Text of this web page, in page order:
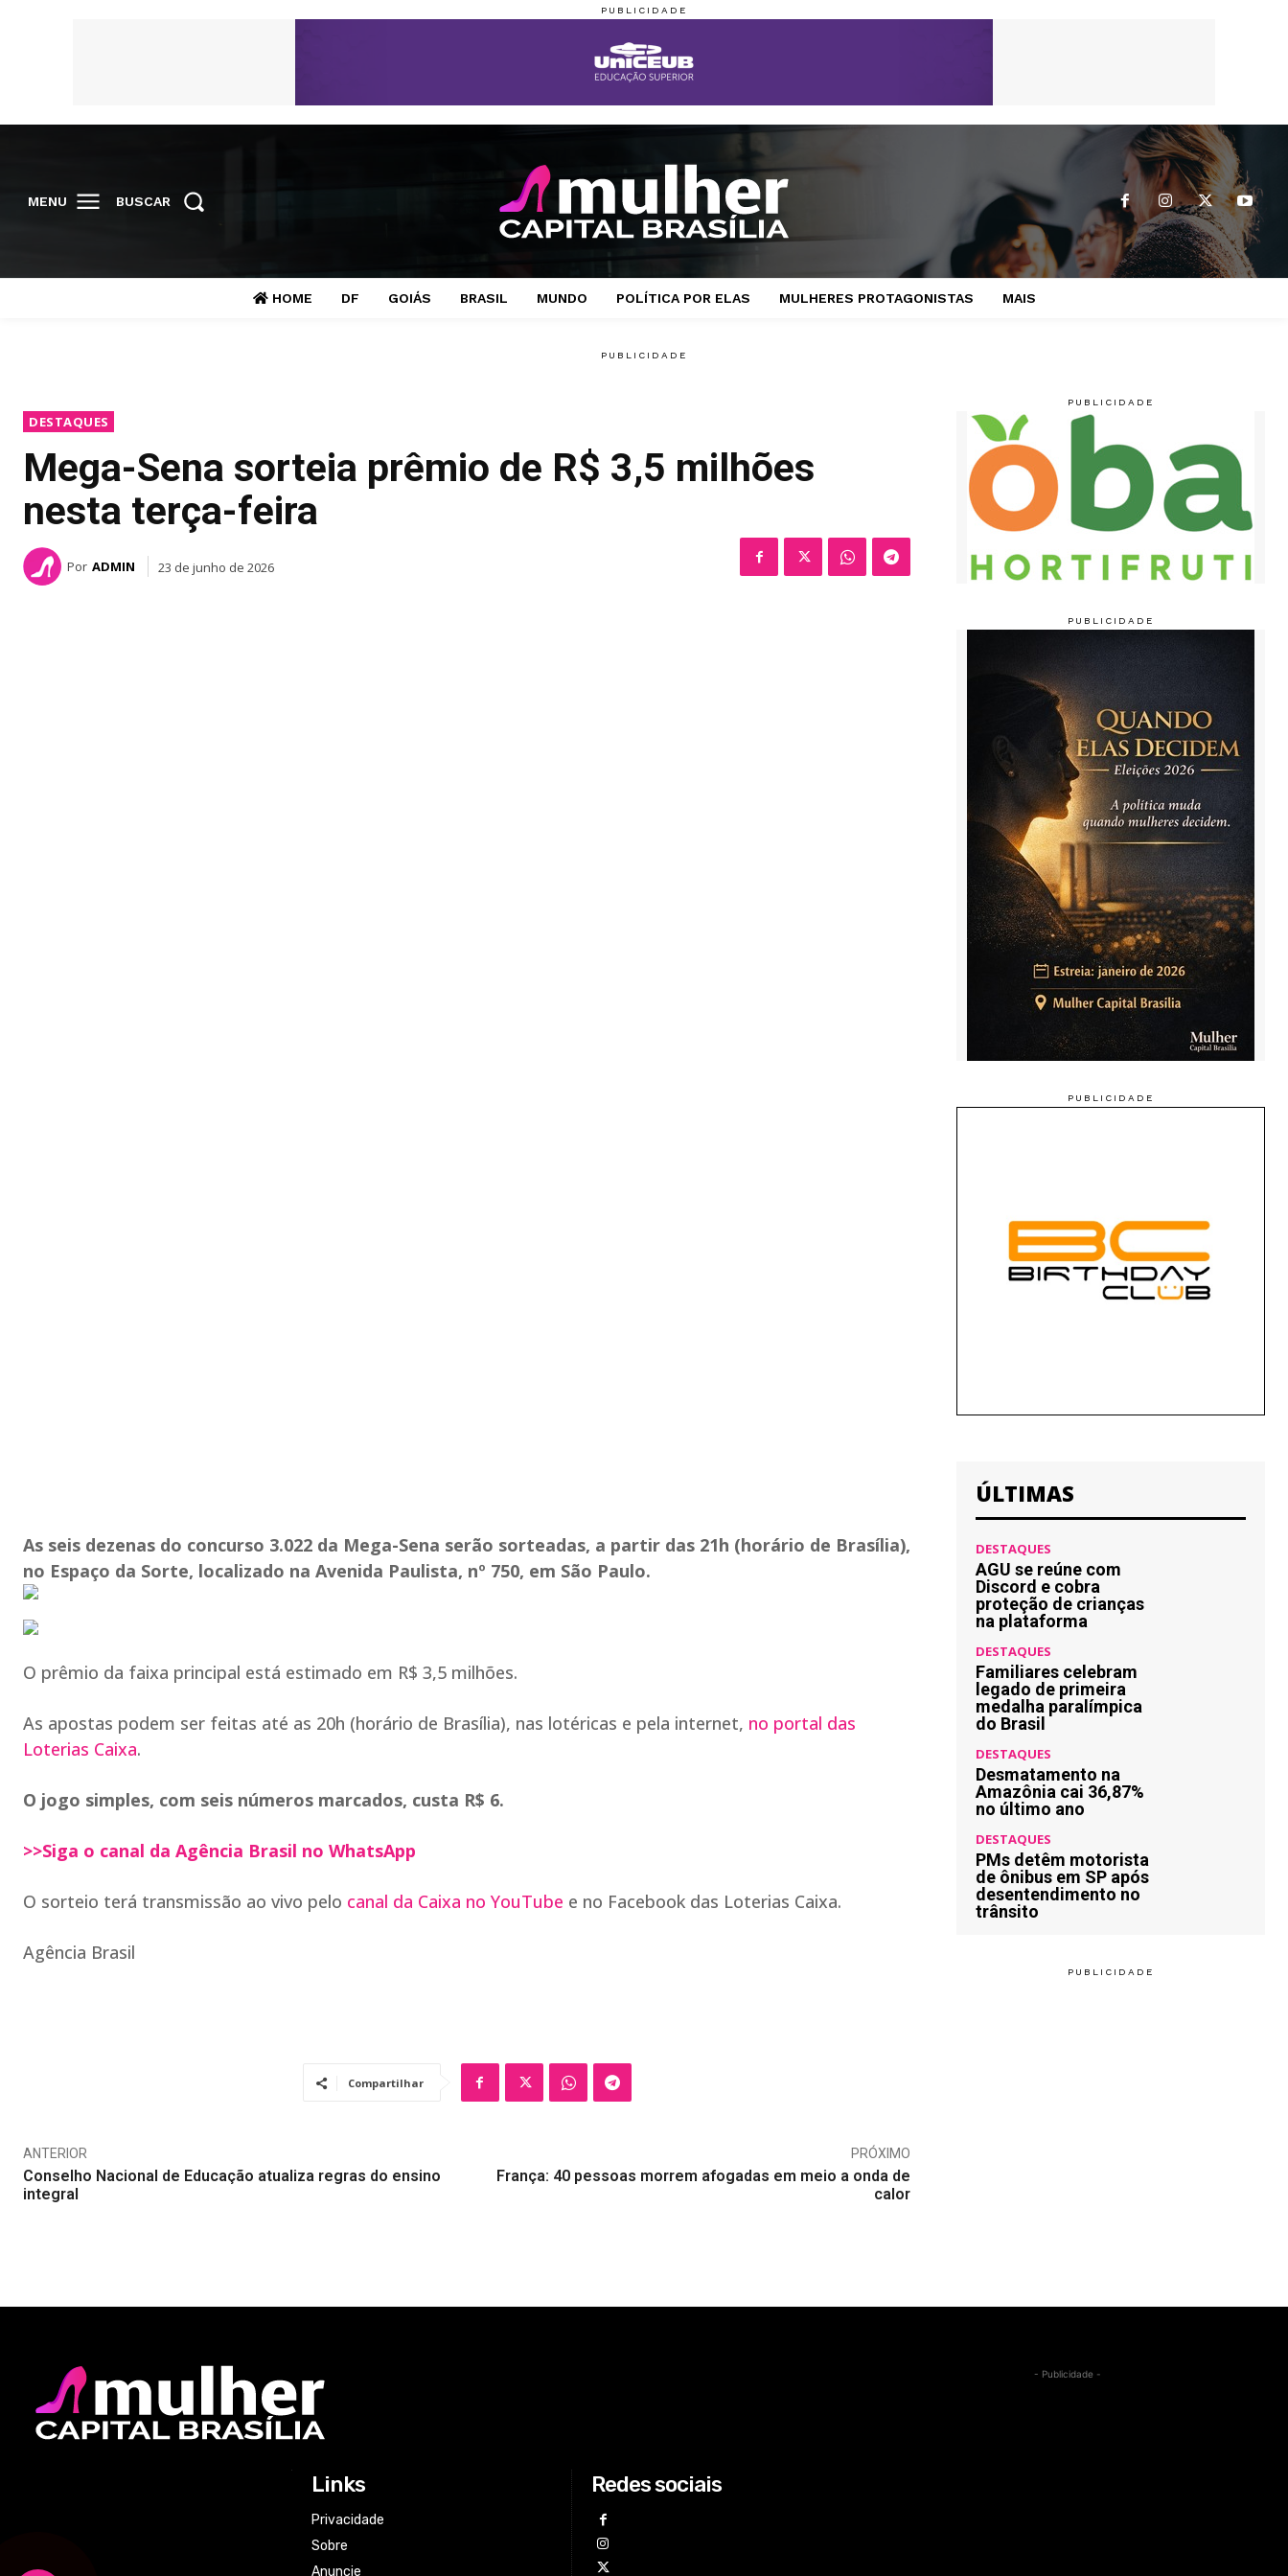
MENU BUSCAR
HOME DF GOIÁS BRASIL MUNDO POLÍTICA POR ELAS MULHERES PROTAGONISTAS MAIS
DESTAQUES
Mega-Sena sorteia prêmio de R$ 3,5 milhões
nesta terça-feira
Por ADMIN 23 de junho de 2026
As seis dezenas do concurso 3.022 da Mega-Sena serão sorteadas, a partir das 21h (horário de Brasília),
no Espaço da Sorte, localizado na Avenida Paulista, nº 750, em São Paulo.
O prêmio da faixa principal está estimado em R$ 3,5 milhões.
As apostas podem ser feitas até as 20h (horário de Brasília), nas lotéricas e pela internet, no portal das
Loterias Caixa.
O jogo simples, com seis números marcados, custa R$ 6.
>>Siga o canal da Agência Brasil no WhatsApp
O sorteio terá transmissão ao vivo pelo canal da Caixa no YouTube e no Facebook das Loterias Caixa.
Agência Brasil
Compartilhar
ANTERIOR
Conselho Nacional de Educação atualiza regras do ensino
integral
PRÓXIMO
França: 40 pessoas morrem afogadas em meio a onda de
calor
ÚLTIMAS
DESTAQUES
AGU se reúne com
Discord e cobra
proteção de crianças
na plataforma
DESTAQUES
Familiares celebram
legado de primeira
medalha paralímpica
do Brasil
DESTAQUES
Desmatamento na
Amazônia cai 36,87%
no último ano
DESTAQUES
PMs detêm motorista
de ônibus em SP após
desentendimento no
trânsito
Links
Privacidade
Sobre
Anuncie
Redes sociais
- Publicidade -